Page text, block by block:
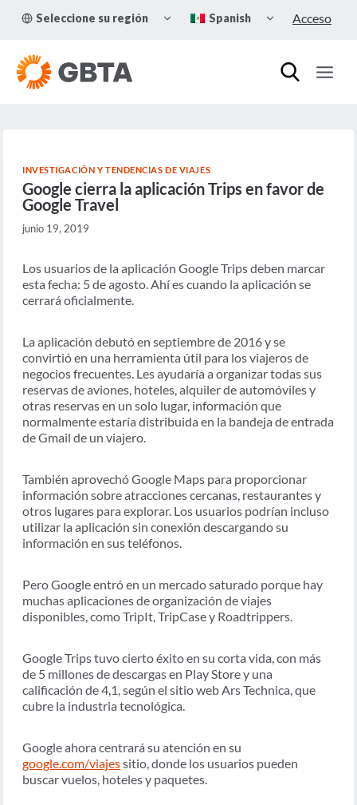
Seleccione su región
TOGGLE
CHILD
Spanish
CHILDAcceso
INVESTIGACIÓN Y TENDENCIAS DE VIAJES
Google cierra la aplicación Trips en favor de
Google Travel
junio 19, 2019
Los usuarios de la aplicación Google Trips deben marcar
esta fecha: 5 de agosto. Ahí es cuando la aplicación se
cerrará oficialmente.
La aplicación debutó en septiembre de 2016 y se
convirtió en una herramienta útil para los viajeros de
negocios frecuentes. Les ayudaría a organizar todas sus
reservas de aviones, hoteles, alquiler de automóviles y
otras reservas en un solo lugar, información que
normalmente estaría distribuida en la bandeja de entrada
de Gmail de un viajero.
También aprovechó Google Maps para proporcionar
información sobre atracciones cercanas, restaurantes y
otros lugares para explorar. Los usuarios podrían incluso
utilizar la aplicación sin conexión descargando su
información en sus teléfonos.
Pero Google entró en un mercado saturado porque hay
muchas aplicaciones de organización de viajes
disponibles, como TripIt, TripCase y Roadtrippers.
Google Trips tuvo cierto éxito en su corta vida, con más
de 5 millones de descargas en Play Store y una
calificación de 4,1, según el sitio web Ars Technica, que
cubre la industria tecnológica.
Google ahora centrará su atención en su
google.com/viajessitio, donde los usuarios pueden
buscar vuelos, hoteles y paquetes.